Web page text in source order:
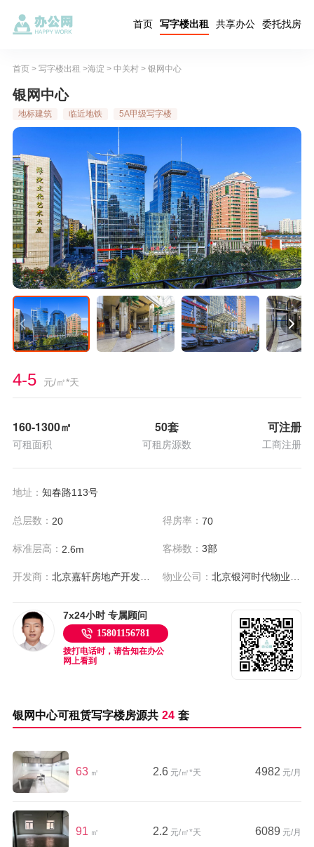
首页 写字楼出租 共享办公 委托找房
首页> 写字楼出租 >海淀 > 中关村> 银网中心
银网中心
地标建筑 临近地铁 5A甲级写字楼
4-5 元/㎡*天
160-1300㎡
可租面积
50套
可租房源数
可注册
工商注册
地址： 知春路113号
总层数： 20 得房率：70
标准层高： 2.6m 客梯数：3部
开发商： 北京嘉轩房地产开发有限公司 物业公司：
7x24小时 专属顾问
15801156781
拨打电话时，请告知在办公
网上看到
银网中心可租赁写字楼房源共 24 套
63 ㎡ 2.6 元/㎡*天 4982 元/月
91 ㎡ 2.2 元/㎡*天 6089 元/月